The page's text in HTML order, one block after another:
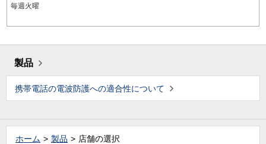
毎週火曜
製品
携帯電話の電波防護への適合性について
ホーム 製品 店舗の選択